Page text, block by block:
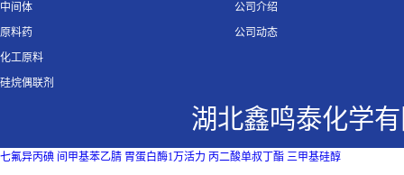
中间体
原料药
化工原料
硅烷偶联剂
公司介绍
公司动态
湖北鑫鸣泰化学
七氟异丙碘 间甲基苯乙腈 胃蛋白酶1万活力 丙二酸单叔丁酯 三甲基硅醇